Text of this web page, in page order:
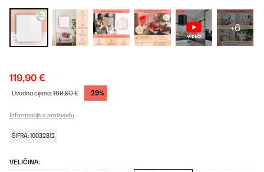
+6
119,90 €
Uvodna cijena:169,90 € -29%
Informacije o proizvodu
ŠIFRA: 10032812
VELIČINA: